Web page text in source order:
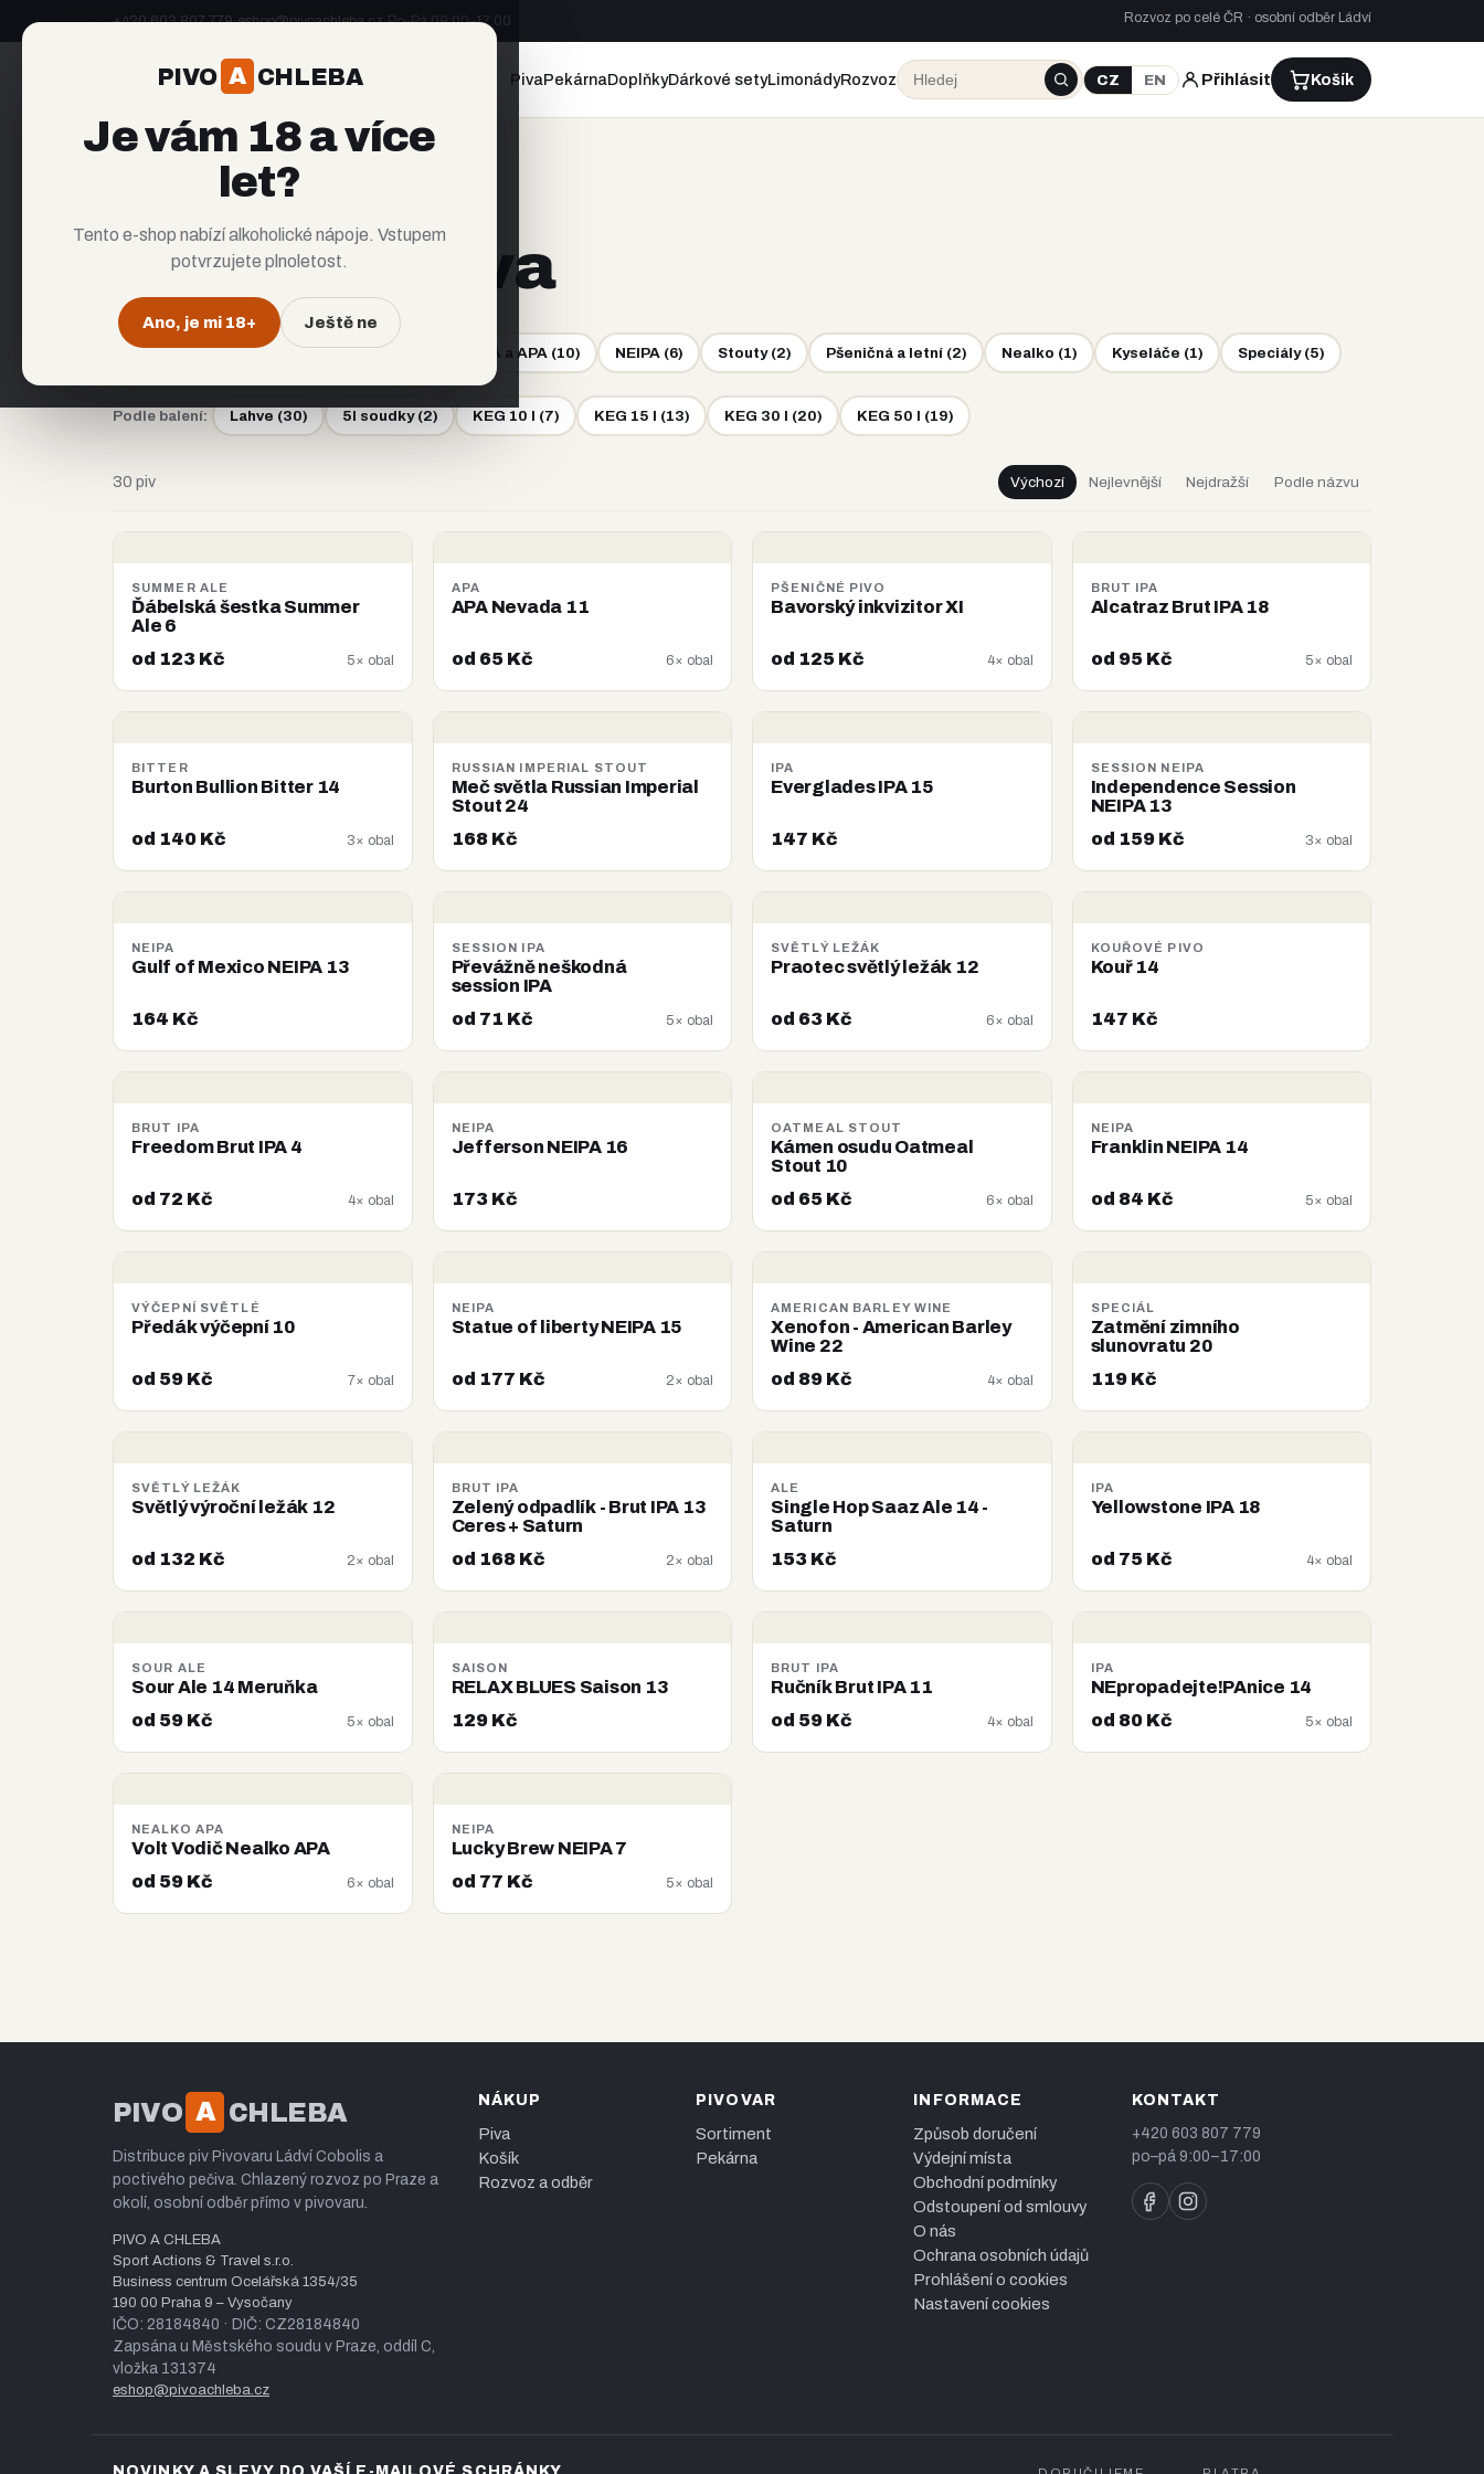
PIVO A CHLEBA
Je vám 18 a více
let?
Tento e-shop nabízí alkoholické nápoje. Vstupem
potvrzujete plnoletost.
Ano, je mi 18+ Ještě ne
+420 603 807 779·eshop@pivoachleba.cz·Po–Pá 09:00–17:00 Rozvoz po celé ČR · osobní odběr Ládví
PIVO A CHLEBA PivaPekárnaDoplňkyDárkové setyLimonádyRozvoz CZ EN Přihlásit Košík
Všechna piva
Všechna piva (30) Ležáky a výčepní IPA a APA (10) NEIPA (6) Stouty(2) Pšeničná a letní(2) Nealko (1) Kyseláče (1) Speciály(5)
Podle balení: Lahve (30) 5l soudky(2) KEG 10 l (7) KEG 15 l (13) KEG 30 l (20) KEG 50 l (19)
30 piv Výchozí Nejlevnější Nejdražší Podle názvu
SUMMER ALE
Ďábelská šestka Summer
Ale 6
od 123 Kč
5× obal
APA
APA Nevada 11
od 65 Kč 6× obal
PŠENIČNÉ PIVO
Bavorský inkvizitor XI
od 125 Kč 4× obal
BRUT IPA
Alcatraz Brut IPA 18
od 95 Kč 5× obal
BITTER
Burton Bullion Bitter 14
od 140 Kč 3× obal
RUSSIAN IMPERIAL STOUT
Meč světla Russian Imperial
Stout 24
168 Kč
IPA
Everglades IPA 15
147 Kč
SESSION NEIPA
Independence Session
NEIPA 13
od 159 Kč
3× obal
NEIPA
Gulf of Mexico NEIPA 13
164 Kč
SESSION IPA
Převážně neškodná
session IPA
od 71 Kč
5× obal
SVĚTLÝ LEŽÁK
Praotec světlý ležák 12
od 63 Kč 6× obal
KOUŘOVÉ PIVO
Kouř 14
147 Kč
BRUT IPA
Freedom Brut IPA 4
od 72 Kč 4× obal
NEIPA
Jefferson NEIPA 16
173 Kč
OATMEAL STOUT
Kámen osudu Oatmeal
Stout 10
od 65 Kč
6× obal
NEIPA
Franklin NEIPA 14
od 84 Kč 5× obal
VÝČEPNÍ SVĚTLÉ
Předák výčepní 10
od 59 Kč 7× obal
NEIPA
Statue of liberty NEIPA 15
od 177 Kč 2× obal
AMERICAN BARLEY WINE
Xenofon - American Barley
Wine 22
od 89 Kč
4× obal
SPECIÁL
Zatmění zimního
slunovratu 20
119 Kč
SVĚTLÝ LEŽÁK
Světlý výroční ležák 12
od 132 Kč 2× obal
BRUT IPA
Zelený odpadlík - Brut IPA 13
Ceres + Saturn
od 168 Kč
2× obal
ALE
Single Hop Saaz Ale 14 -
Saturn
153 Kč
IPA
Yellowstone IPA 18
od 75 Kč 4× obal
SOUR ALE
Sour Ale 14 Meruňka
od 59 Kč
5× obal
SAISON
RELAX BLUES Saison 13
129 Kč
BRUT IPA
Ručník Brut IPA 11
od 59 Kč
4× obal
IPA
NEpropadejte!PAnice 14
od 80 Kč
5× obal
NEALKO APA
Volt Vodič Nealko APA
od 59 Kč
6× obal
NEIPA
Lucky Brew NEIPA 7
od 77 Kč
5× obal
PIVO A CHLEBA
Distribuce piv Pivovaru Ládví Cobolis a
poctivého pečiva. Chlazený rozvoz po Praze a
okolí, osobní odběr přímo v pivovaru.
PIVO A CHLEBA
Sport Actions & Travel s.r.o.
Business centrum Ocelářská 1354/35
190 00 Praha 9 – Vysočany
IČO: 28184840 · DIČ: CZ28184840
Zapsána u Městského soudu v Praze, oddíl C,
vložka 131374
eshop@pivoachleba.cz
NÁKUP
Piva
Košík
Rozvoz a odběr
PIVOVAR
Sortiment
Pekárna
INFORMACE
Způsob doručení
Výdejní místa
Obchodní podmínky
Odstoupení od smlouvy
O nás
Ochrana osobních údajů
Prohlášení o cookies
Nastavení cookies
KONTAKT
+420 603 807 779
po–pá 9:00–17:00